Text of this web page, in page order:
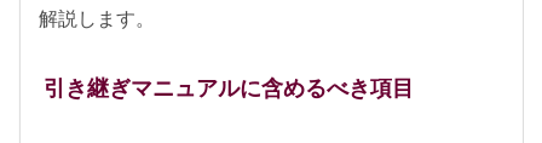
解説します。
引き継ぎマニュアルに含めるべき項目